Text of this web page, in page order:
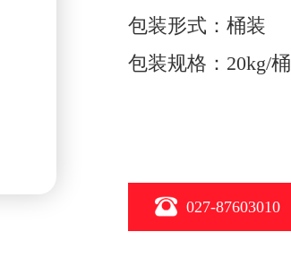
包装形式：桶装
包装规格：20kg/桶
027-87603010